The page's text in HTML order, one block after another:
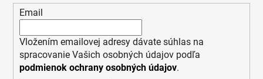
Email
Vložením emailovej adresy dávate súhlas na
spracovanie Vašich osobných údajov podľa
podmienok ochrany osobných údajov.